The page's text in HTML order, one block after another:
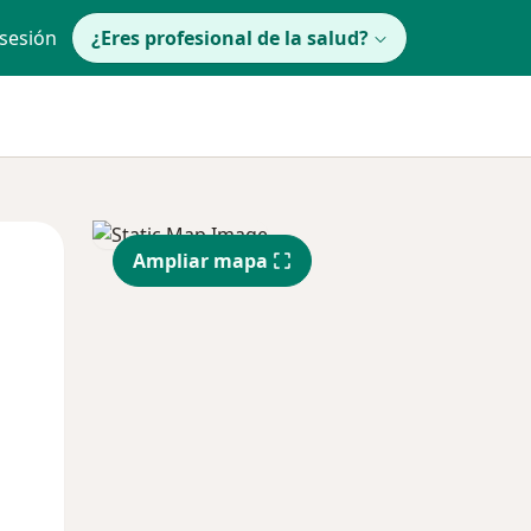
¿Eres profesional de la salud?
Jue
13 Ago
Vie
14 Ago
Ampliar mapa